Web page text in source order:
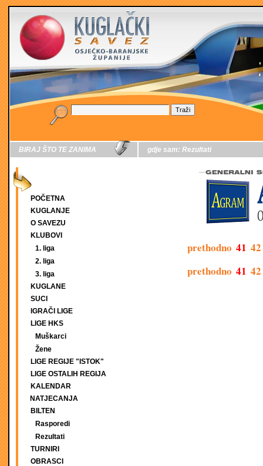
BIRAJ ŠTO TE ZANIMA
POČETNA
KUGLANJE
O SAVEZU
KLUBOVI
1. liga
2. liga
3. liga
KUGLANE
SUCI
IGRAČI LIGE
LIGE HKS
Muškarci
Žene
LIGE REGIJE "ISTOK"
LIGE OSTALIH REGIJA
KALENDAR
NATJECANJA
BILTEN
Rasporedi
Rezultati
TURNIRI
OBRASCI
gdje sam: Rezultati
prethodno 41 42
prethodno 41 42